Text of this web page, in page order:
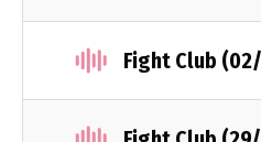
Fight Club